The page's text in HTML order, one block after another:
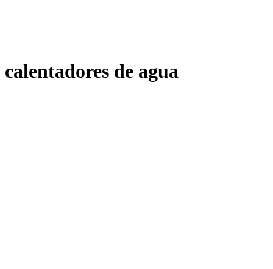
calentadores de agua